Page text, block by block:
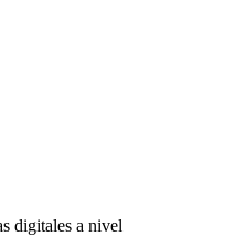
digitales a nivel